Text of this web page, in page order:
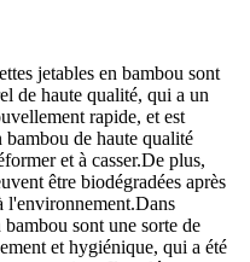
jetables en bambou sont
de haute qualité, qui a un
rapide, et est
bambou de haute qualité
et à casser.De plus,
être biodégradées après
l'environnement.Dans
sont une sorte de
et hygiénique, qui a été